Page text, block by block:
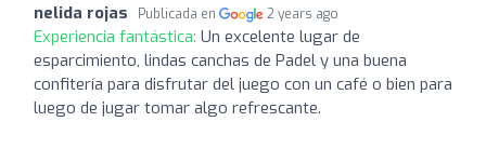
nelida rojas Publicada en 2 years ago
Experiencia fantástica: Un excelente lugar de
esparcimiento, lindas canchas de Padel y una buena
confitería para disfrutar del juego con un café o bien para
luego de jugar tomar algo refrescante.